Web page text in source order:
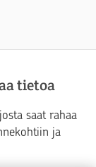
tietoa
saat rahaa
ja